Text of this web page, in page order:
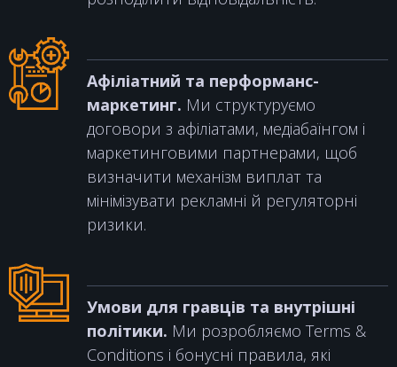
Афіліатний та перформанс-
маркетинг. Ми структуруємо
договори з афіліатами, медіабаїнгом і
маркетинговими партнерами, щоб
визначити механізм виплат та
мінімізувати рекламні й регуляторні
ризики.
Умови для гравців та внутрішні
політики. Ми розробляємо Terms &
Conditions і бонусні правила, які